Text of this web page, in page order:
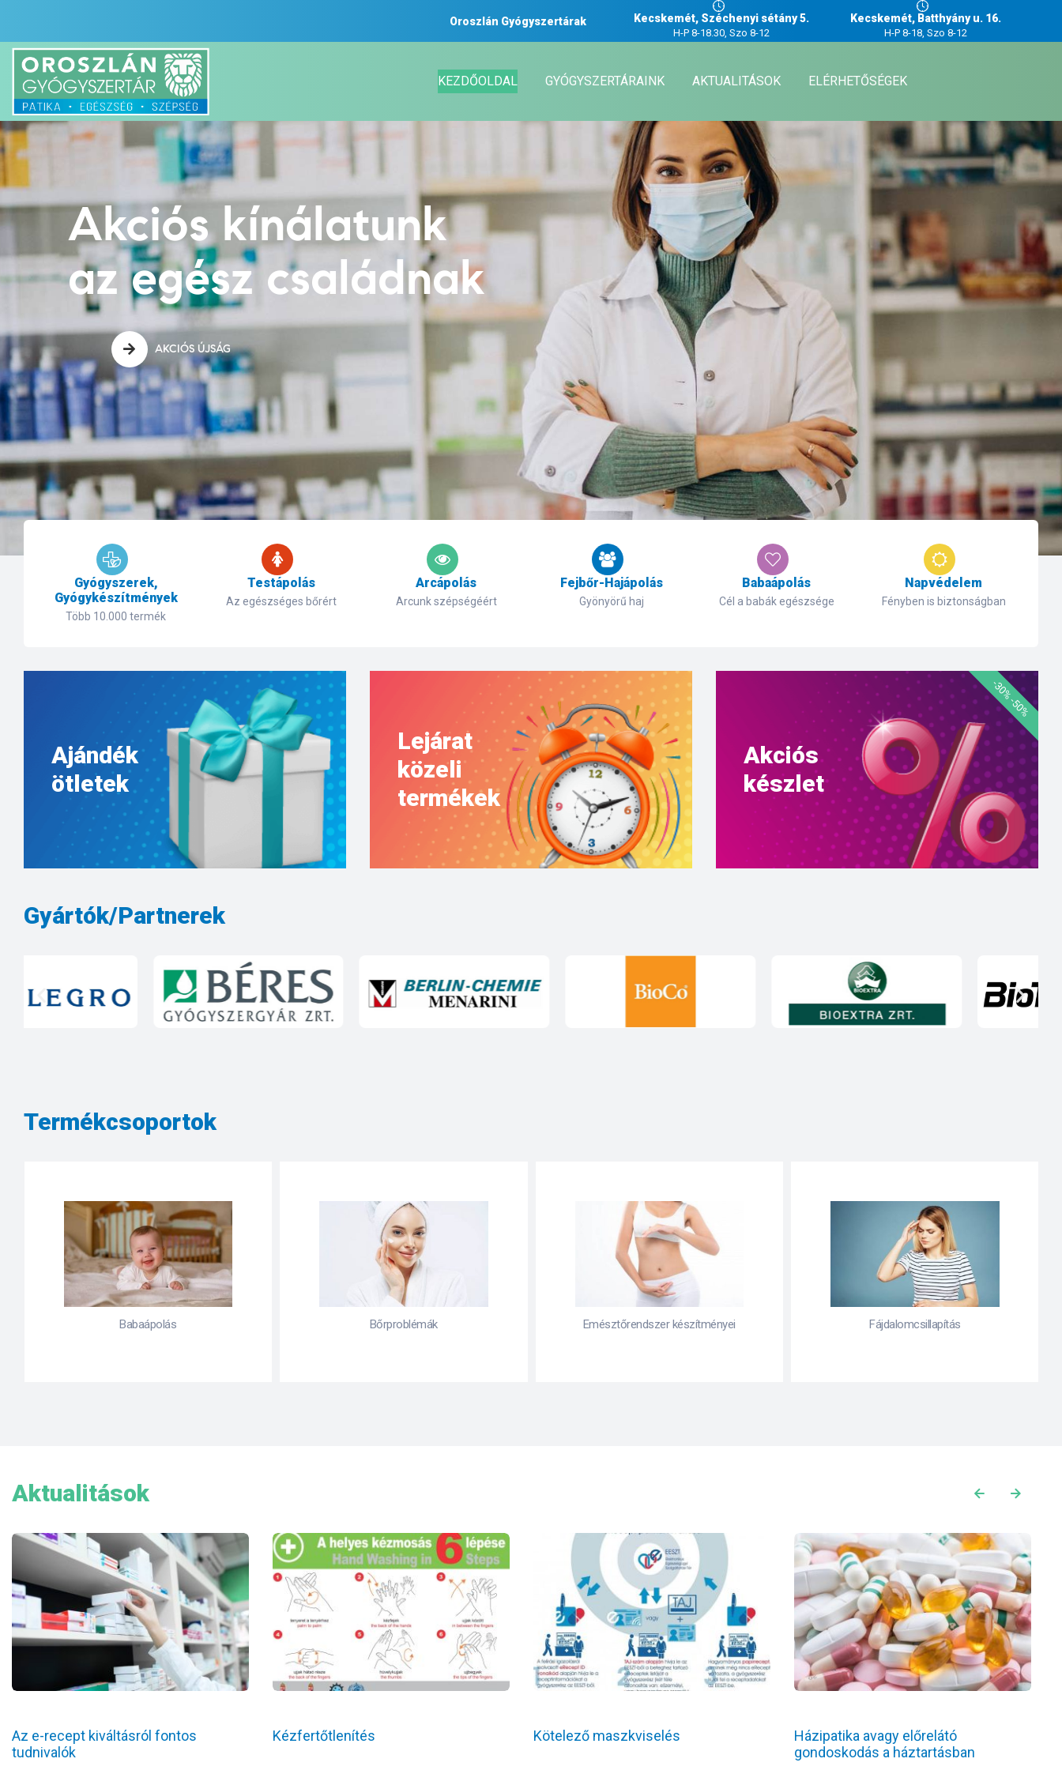
Oroszlán Gyógyszertárak Kecskemét, Széchenyi sétány 5.
H-P 8-18.30, Szo 8-12
Kecskemét, Batthyány u. 16.
H-P 8-18, Szo 8-12
KEZDŐOLDAL GYÓGYSZERTÁRAINK AKTUALITÁSOK ELÉRHETŐSÉGEK
AKCIÓS ÚJSÁG
Akciós kínálatunk
az egész családnak
Gyógyszerek,
Gyógykészítmények
Több 10.000 termék
Testápolás
Az egészséges bőrért
Arcápolás
Arcunk szépségéért
Fejbőr-Hajápolás
Gyönyörű haj
Babaápolás
Cél a babák egészsége
Napvédelem
Fényben is biztonságban
Ajándék
ötletek
Lejárat
közeli
termékek
Akciós
készlet
-30% -50%
Gyártók/Partnerek
Termékcsoportok
Bőrproblémák Emésztőrendszer készítményei Fájdalomcsillapítás Fogamzásgátlás
Aktualitások
Az e-recept kiváltásról fontos
tudnivalók
Kézfertőtlenítés Kötelező maszkviselés
Házipatika avagy előrelátó
gondoskodás a háztartásban